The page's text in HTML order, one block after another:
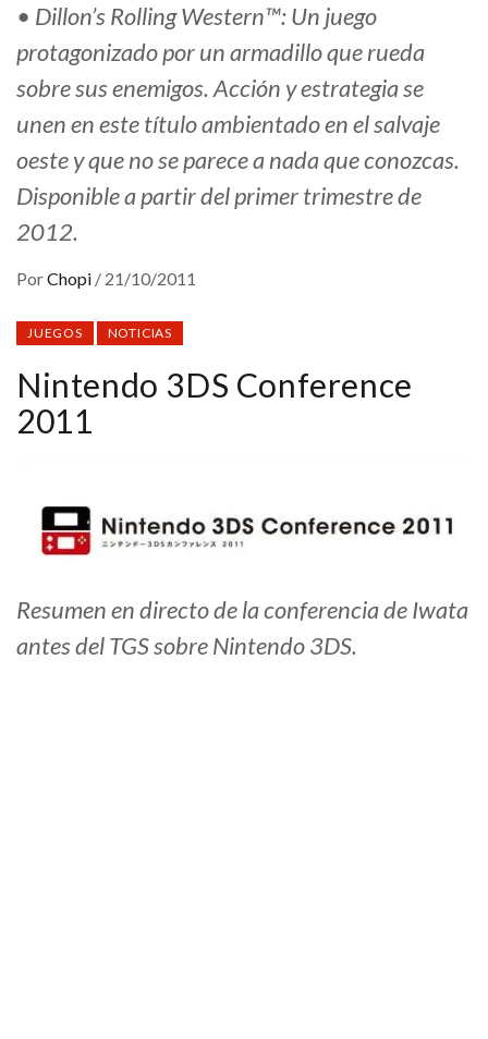
• Dillon’s Rolling Western™: Un juego
protagonizado por un armadillo que rueda
sobre sus enemigos. Acción y estrategia se
unen en este título ambientado en el salvaje
oeste y que no se parece a nada que conozcas.
Disponible a partir del primer trimestre de
2012.
PorChopi / 21/10/2011
JUEGOS NOTICIAS
Nintendo 3DS Conference
2011
Resumen en directo de la conferencia de Iwata
antes del TGS sobre Nintendo 3DS.